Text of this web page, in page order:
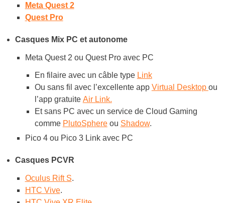
Meta Quest 2
Quest Pro
Casques Mix PC et autonome
Meta Quest 2 ou Quest Pro avec PC
En filaire avec un câble type Link
Ou sans fil avec l’excellente app Virtual Desktop ou
l’app gratuite Air Link.
Et sans PC avec un service de Cloud Gaming
comme PlutoSphereou Shadow.
Pico 4 ou Pico 3 Link avec PC
Casques PCVR
Oculus Rift S.
HTC Vive.